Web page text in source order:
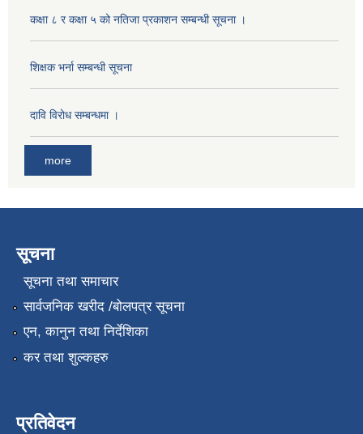
कक्षा ८ र कक्षा ५ को नतिजा प्रकाशन सम्बन्धी सूचना ।
शिक्षक भर्ना सम्बन्धी सूचना
दावि विरोध सम्बन्धमा ।
more
सूचना
सूचना तथा समाचार
सार्वजनिक खरीद /बोलपत्र सूचना
एन, कानुन तथा निर्देशिका
कर तथा शुल्कहरु
प्रतिवेदन